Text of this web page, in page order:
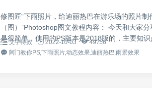
修图匠“下雨照片，给迪丽热巴在游乐场的照片制
（图）”Photoshop图文教程内容： 今天和大家
是很简单，使用的PS版本是2018版的，主要知识
文字特效 2022-10-03
49756
阿门教你PS,下雨照片,动态效果,迪丽热巴,雨景效果